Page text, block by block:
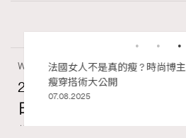
Wellness
2026年8月每周星座運程【
日】
莎拉
的顯
別再用酒精消毒皮革
巧，讓你更愛惜你的手袋
02.06.2025